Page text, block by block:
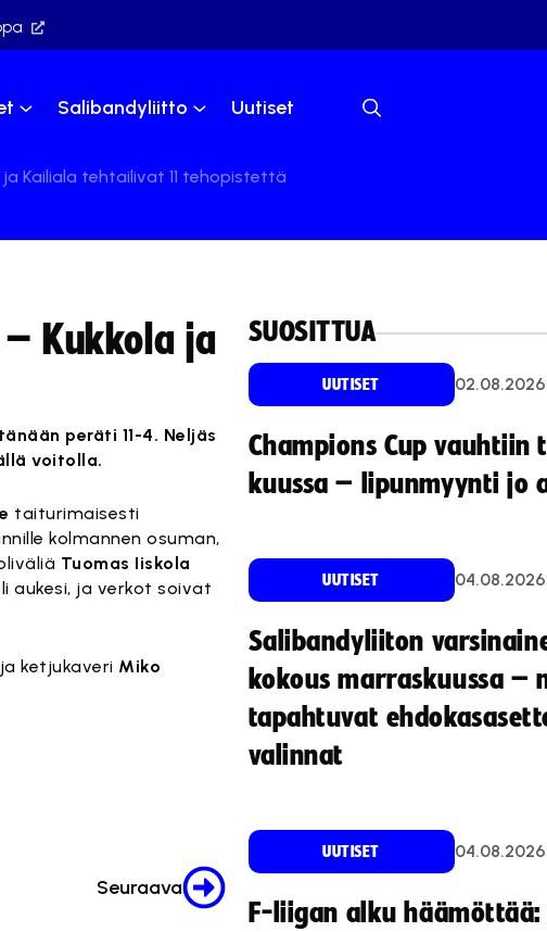
Salibandyliitto Uutiset
Kailiala tehtailivat 11 tehopistettä
Kukkola ja
peräti 11-4. Neljäs
voitolla.
taiturimaisesti
kolmannen osuman,
Tuomas Iiskola
aukesi, ja verkot soivat
ketjukaveri Miko
Seuraava
SUOSITTUA
UUTISET 02.08.2026
Champions Cup vauhtiin
kuussa – lipunmyynti jo
UUTISET 04.08.2026
Salibandyliiton
kokous marraskuussa –
tapahtuvat
valinnat
UUTISET 04.08.2026
F-liigan alku häämöttää: